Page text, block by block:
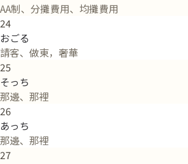
AA制、分攤費用、均攤費用
24
おごる
請客、做東，奢華
25
そっち
那邊、那裡
26
あっち
那邊、那裡
27